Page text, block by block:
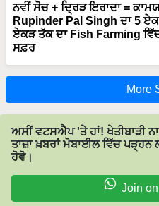
ਨਵੀਂ ਸੋਚ + ਦ੍ਰਿੜ ਇਰਾਦਾ =
Rupinder Pal Singh ਦਾ 5
ਏਕੜ ਤੱਕ ਦਾ Fish Farming
ਸਫ਼ਰ
More
ਅਸੀਂ ਵਟਸਐਪ 'ਤੇ ਹਾਂ! ਖੇਤੀਬਾੜੀ
ਤਾਜ਼ਾ ਖ਼ਬਰਾਂ ਮੋਬਾਈਲ ਵਿੱਚ
ਹੋਵੋ।
Join